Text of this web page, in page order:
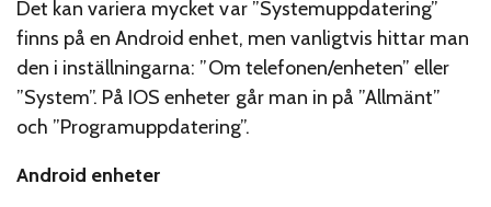
Det kan variera mycket var ”Systemuppdatering”
finns på en Android enhet, men vanligtvis hittar man
den i inställningarna: ”Om telefonen/enheten” eller
”System”. På IOS enheter går man in på ”Allmänt”
och ”Programuppdatering”.
Android enheter